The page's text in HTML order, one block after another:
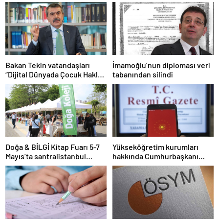
Bakan Tekin vatandaşları
“Dijital Dünyada Çocuk Hakları
Sözleşmesi”ni imzalamaya
davet etti
İmamoğlu’nun diploması veri
tabanından silindi
Doğa & BİLGİ Kitap Fuarı 5-7
Mayıs’ta santralistanbul
Kampüsünde kapılarını açıyor
Yükseköğretim kurumları
hakkında Cumhurbaşkanı
kararı Resmi Gazete’de